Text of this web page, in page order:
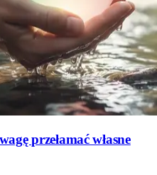
przełamać własne